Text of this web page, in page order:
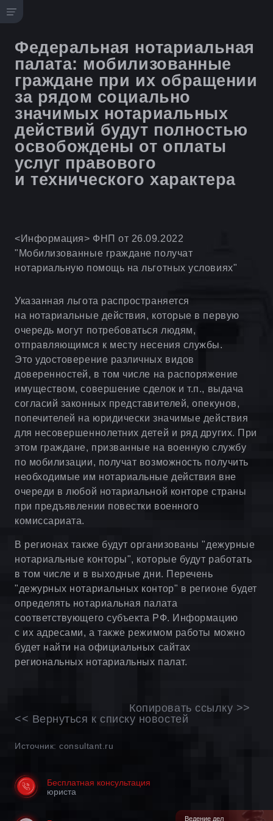
Федеральная нотариальная
палата: мобилизованные
граждане при их обращении
за рядом социально
значимых нотариальных
действий будут полностью
освобождены от оплаты
услуг правового
и технического характера
<Информация> ФНП от 26.09.2022
"Мобилизованные граждане получат
нотариальную помощь на льготных условиях"
Указанная льгота распространяется
на нотариальные действия, которые в первую
очередь могут потребоваться людям,
отправляющимся к месту несения службы.
Это удостоверение различных видов
доверенностей, в том числе на распоряжение
имуществом, совершение сделок и т.п., выдача
согласий законных представителей, опекунов,
попечителей на юридически значимые действия
для несовершеннолетних детей и ряд других. При
этом граждане, призванные на военную службу
по мобилизации, получат возможность получить
необходимые им нотариальные действия вне
очереди в любой нотариальной конторе страны
при предъявлении повестки военного
комиссариата.
В регионах также будут организованы "дежурные
нотариальные конторы", которые будут работать
в том числе и в выходные дни. Перечень
"дежурных нотариальных контор" в регионе будет
определять нотариальная палата
соответствующего субъекта РФ. Информацию
с их адресами, а также режимом работы можно
будет найти на официальных сайтах
региональных нотариальных палат.
Копировать ссылку >>
<< Вернуться к списку новостей
Источник: consultant.ru
Бесплатная консультация
юриста
Ведение дел